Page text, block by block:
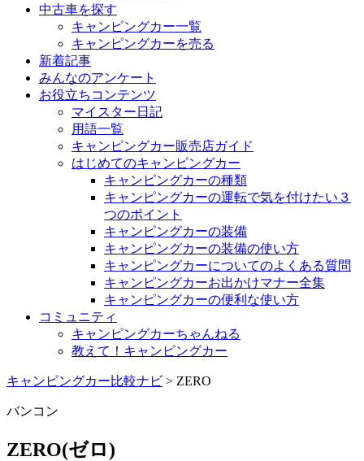
中古車を探す
キャンピングカー一覧
キャンピングカーを売る
新着記事
みんなのアンケート
お役立ちコンテンツ
マイスター日記
用語一覧
キャンピングカー販売店ガイド
はじめてのキャンピングカー
キャンピングカーの種類
キャンピングカーの運転で気を付けたい３
つのポイント
キャンピングカーの装備
キャンピングカーの装備の使い方
キャンピングカーについてのよくある質問
キャンピングカーお出かけマナー全集
キャンピングカーの便利な使い方
コミュニティ
キャンピングカーちゃんねる
教えて！キャンピングカー
キャンピングカー比較ナビ > ZERO
バンコン
ZERO(ゼロ)